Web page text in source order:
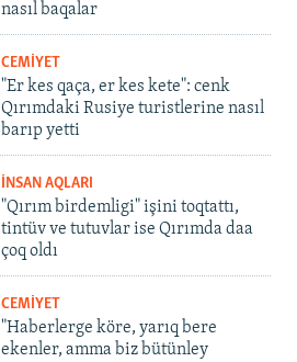
nasıl baqalar
CEMİYET
"Er kes qaça, er kes kete": cenk
Qırımdaki Rusiye turistlerine nasıl
barıp yetti
İNSAN AQLARI
"Qırım birdemligi" işini toqtattı,
tintüv ve tutuvlar ise Qırımda daa
çoq oldı
CEMİYET
"Haberlerge köre, yarıq bere
ekenler, amma biz bütünley